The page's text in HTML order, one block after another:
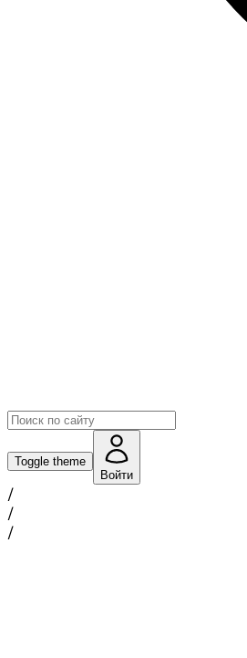
Toggle theme
Войти
/
/
/